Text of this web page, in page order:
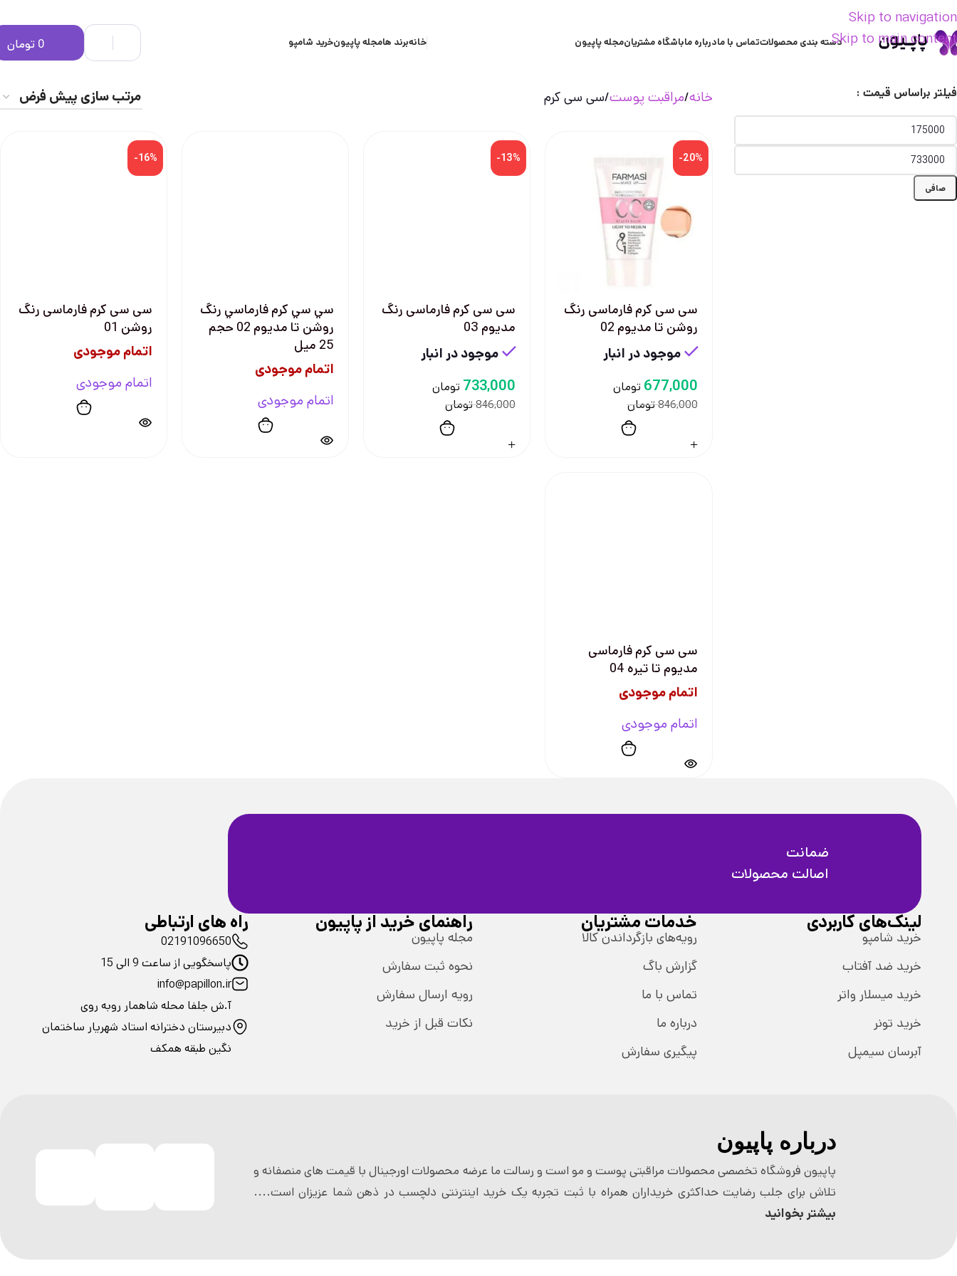
Skip to navigation
Skip to main contentدسته بندی محصولاتتماس با مادرباره ماباشگاه مشتریانمجله پاپیون خانهبرند هامجله پاپیونخرید شامپو 0 تومان
فیلتر براساس قیمت :
صافی
خانه مراقبت پوست سی سی کرم
-20%
سی سی کرم فارماسی رنگ
روشن تا مدیوم 02
موجود در انبار
846,000تومان
677,000 تومان
-13%
سی سی کرم فارماسی رنگ
مدیوم 03
موجود در انبار
846,000تومان
733,000 تومان
سي سي كرم فارماسي رنگ
روشن تا مديوم 02 حجم
25 ميل
اتمام موجودی
اتمام موجودی
-16%
سی سی کرم فارماسی رنگ
روشن 01
اتمام موجودی
اتمام موجودی
سی سی کرم فارماسی
مدیوم تا تیره 04
اتمام موجودی
اتمام موجودی
ضمانت
اصالت محصولات
لینک‌های کاربردی
خرید شامپو
خرید ضد آفتاب
خرید میسلار واتر
خرید تونر
آبرسان سیمپل
خدمات مشتریان
رویه‌های بازگرداندن کالا
گزارش باگ
تماس با ما
درباره ما
پیگیری سفارش
راهنمای خرید از پاپیون
مجله پاپیون
نحوه ثبت سفارش
رویه ارسال سفارش
نکات قبل از خرید
راه های ارتباطی
02191096650
پاسخگویی از ساعت 9 الی 15
info@papillon.ir
آ.ش جلفا محله شاهمار روبه روی
دبیرستان دخترانه استاد شهریار ساختمان
نگین طبقه همکف
درباره پاپیون
پاپیون فروشگاه تخصصی محصولات مراقبتی پوست و مو است و رسالت ما عرضه محصولات اورجینال با قیمت های منصفانه و
تلاش برای جلب رضایت حداکثری خریداران همراه با ثبت تجربه یک خرید اینترنتی دلچسب در ذهن شما عزیزان است....
بیشتر بخوانید